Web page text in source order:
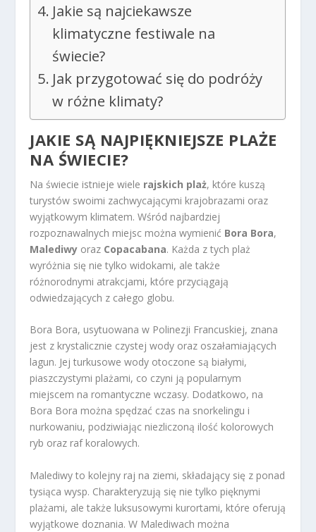
Jakie są najciekawsze
klimatyczne festiwale na
świecie?
Jak przygotować się do podróży
w różne klimaty?
JAKIE SĄ NAJPIĘKNIEJSZE PLAŻE
NA ŚWIECIE?
Na świecie istnieje wiele rajskich plaż, które kuszą
turystów swoimi zachwycającymi krajobrazami oraz
wyjątkowym klimatem. Wśród najbardziej
rozpoznawalnych miejsc można wymienić Bora Bora,
Malediwy oraz Copacabana. Każda z tych plaż
wyróżnia się nie tylko widokami, ale także
różnorodnymi atrakcjami, które przyciągają
odwiedzających z całego globu.
Bora Bora, usytuowana w Polinezji Francuskiej, znana
jest z krystalicznie czystej wody oraz oszałamiających
lagun. Jej turkusowe wody otoczone są białymi,
piaszczystymi plażami, co czyni ją popularnym
miejscem na romantyczne wczasy. Dodatkowo, na
Bora Bora można spędzać czas na snorkelingu i
nurkowaniu, podziwiając niezliczoną ilość kolorowych
ryb oraz raf koralowych.
Malediwy to kolejny raj na ziemi, składający się z ponad
tysiąca wysp. Charakteryzują się nie tylko pięknymi
plażami, ale także luksusowymi kurortami, które oferują
wyjątkowe doznania. W Malediwach można